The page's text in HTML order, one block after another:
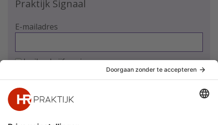
Praktijk Signaal
E-mailadres
Ja, ik schrijf me in